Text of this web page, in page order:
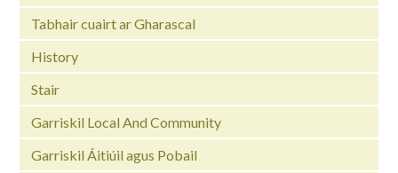
Tabhair cuairt ar Gharascal
History
Stair
Garriskil Local And Community
Garriskil Áitiúil agus Pobail